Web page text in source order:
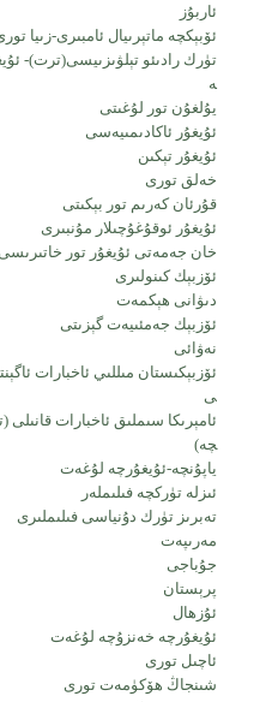
ئاربۇز
ئۆبېكچە ماتېرىيال ئامبىرى-زىيا
تۈرك رادىئو تېلۋىزىيسى(ترت)-
ە
يۇلغۇن تور لۇغىتى
ئۇيغۇر ئاكادىمىيەسى
ئۇيغۇر تېكىن
خەلق تورى
قۇرئان كەرىم تور بېكىتى
ئۇيغۇر ئوقۇغۇچىلار مۇنبىرى
خان جەمەتى ئۇيغۇر تور خاتىرىسى
ئۆزبېك كىنولىرى
دىۋانى ھېكمەت
ئۆزبېك جەمئىيەت گېزىتى
نەۋائى
ئۆزبېكىستان مىللىي ئاخبارات
ى
ئامېرىكا سىملىق ئاخبارات قانىلى
چە)
ياپۇنچە-ئۇيغۇرچە لۇغەت
ئىزلە تۈركچە فىلىملەر
تەبرىز تۈرك دۇنياسى فىلىملىرى
مەرىپەت
جۇباجى
پرېستان
ئۇزھال
ئۇيغۇرچە خەنزۇچە لۇغەت
ئاچىل تورى
شىنجاڭ ھۆكۈمەت تورى